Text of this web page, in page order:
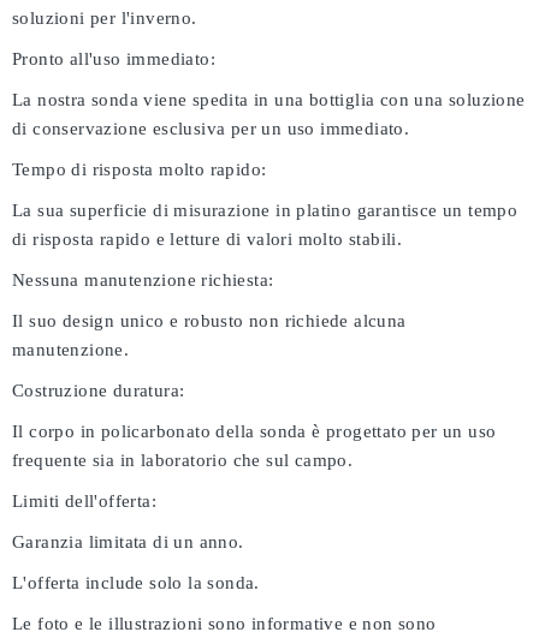
soluzioni per l'inverno.
Pronto all'uso immediato:
La nostra sonda viene spedita in una bottiglia con una soluzione
di conservazione esclusiva per un uso immediato.
Tempo di risposta molto rapido:
La sua superficie di misurazione in platino garantisce un tempo
di risposta rapido e letture di valori molto stabili.
Nessuna manutenzione richiesta:
Il suo design unico e robusto non richiede alcuna
manutenzione.
Costruzione duratura:
Il corpo in policarbonato della sonda è progettato per un uso
frequente sia in laboratorio che sul campo.
Limiti dell'offerta:
Garanzia limitata di un anno.
L'offerta include solo la sonda.
Le foto e le illustrazioni sono informative e non sono